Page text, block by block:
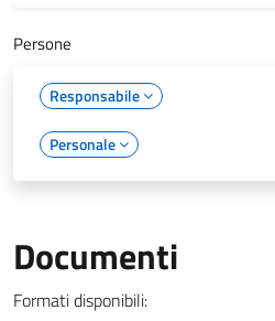
Persone
Responsabile
Personale
Documenti
Formati disponibili: